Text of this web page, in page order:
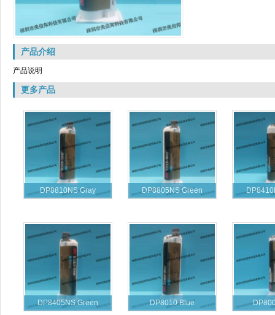
产品介绍
产品说明
更多产品
DP8810NS Gray DP8805NS Green
DP8405NS Green DP8010 Blue